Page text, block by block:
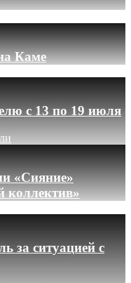
Каме
с 13 по 19 июля
«Сияние»
коллектив»
за ситуацией с